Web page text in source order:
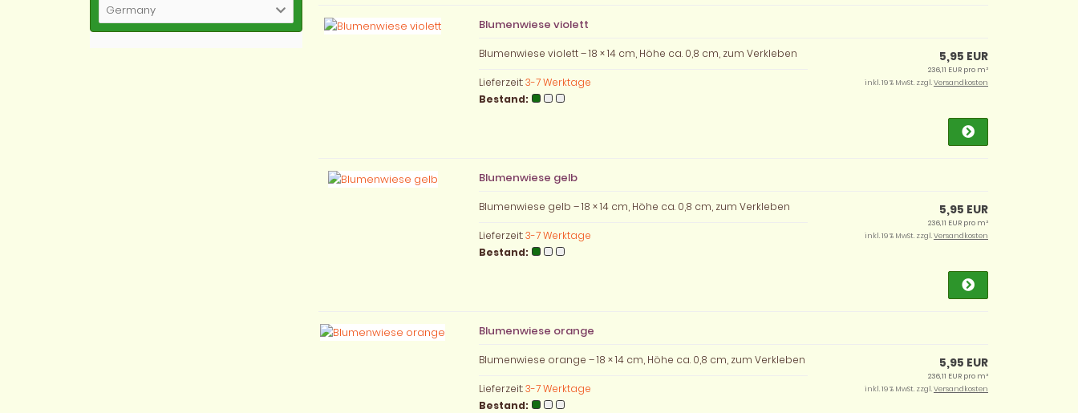
Blumenwiese violett
Blumenwiese violett – 18 × 14 cm, Höhe ca. 0,8 cm, zum Verkleben
Lieferzeit:3-7 Werktage
Bestand:
5,95 EUR
236,11 EUR pro m²
inkl. 19 % MwSt. zzgl.Versandkosten
Blumenwiese gelb
Blumenwiese gelb – 18 × 14 cm, Höhe ca. 0,8 cm, zum Verkleben
Lieferzeit:3-7 Werktage
Bestand:
5,95 EUR
236,11 EUR pro m²
inkl. 19 % MwSt. zzgl.Versandkosten
Blumenwiese orange
Blumenwiese orange – 18 × 14 cm, Höhe ca. 0,8 cm, zum Verkleben
Lieferzeit:3-7 Werktage
Bestand:
5,95 EUR
236,11 EUR pro m²
inkl. 19 % MwSt. zzgl.Versandkosten
Germany